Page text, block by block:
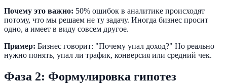
Почему это важно: 50% ошибок в аналитике происходят
потому, что мы решаем не ту задачу. Иногда бизнес просит
одно, а имеет в виду совсем другое.
Пример: Бизнес говорит: "Почему упал доход?" Но реально
нужно понять, упал ли трафик, конверсия или средний чек.
Фаза 2: Формулировка гипотез